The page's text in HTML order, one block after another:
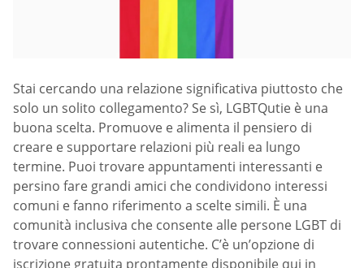
Stai cercando una relazione significativa piuttosto che
solo un solito collegamento? Se sì, LGBTQutie è una
buona scelta. Promuove e alimenta il pensiero di
creare e supportare relazioni più reali ea lungo
termine. Puoi trovare appuntamenti interessanti e
persino fare grandi amici che condividono interessi
comuni e fanno riferimento a scelte simili. È una
comunità inclusiva che consente alle persone LGBT di
trovare connessioni autentiche. C’è un’opzione di
iscrizione gratuita prontamente disponibile qui in